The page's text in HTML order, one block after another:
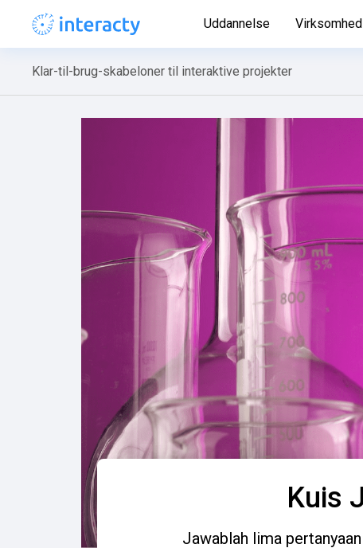
Uddannelse Virksomhed
Klar-til-brug-skabeloner til interaktive projekter